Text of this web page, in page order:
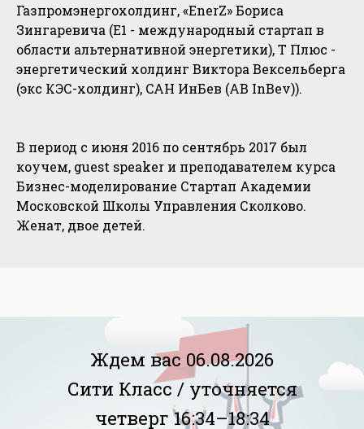
Газпромэнергохолдинг, «EnerZ» Бориса
Зингаревича (E1 - международный стартап в
области альтернативной энергетики), Т Плюс -
энергетический холдинг Виктора Вексельберга
(экс КЭС-холдинг), CАН ИнБев (AB InBev)).
В период с июня 2016 по сентябрь 2017 был
коучем, guest speaker и преподавателем курса
Бизнес-моделирование Стартап Академии
Московской Школы Управления Сколково.
Женат, двое детей.
Ждем вас 06.08.2026
Сити Класс / уточняется
четверг 16:34–18:34